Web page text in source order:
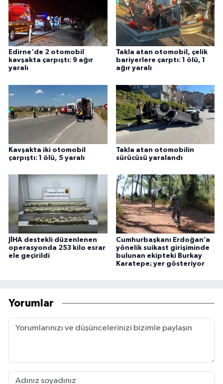
Edirne'de 2 otomobil
kavşakta çarpıştı: 9 ağır
yaralı
Takla atan otomobil, çelik
bariyerlere çarptı: 1 ölü, 1
ağır yaralı
Kavşakta iki otomobil
çarpıştı: 1 ölü, 5 yaralı
Takla atan otomobilin
sürücüsü yaralandı
JİHA destekli düzenlenen
operasyonda 253 kilo esrar
ele geçirildi
Cumhurbaşkanı Erdoğan’a
yönelik suikast girişiminde
bulunan ekipteki Burkay
Karatepe; yer gösteriyor
Yorumlar